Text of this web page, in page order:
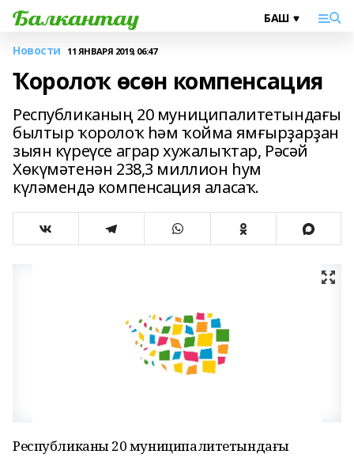
Новости 11 ЯНВАРЯ 2019, 06:47
Ҡоролоҡ өсөн компенсация
Республиканың 20 муниципалитетындағы
былтыр ҡоролоҡ һәм ҡойма ямғырҙарҙан
зыян күреүсе аграр хужалыҡтар, Рәсәй
Хөкүмәтенән 238,3 миллион һум
күләмендә компенсация аласаҡ.
Республиканың 20 муниципалитетындағы